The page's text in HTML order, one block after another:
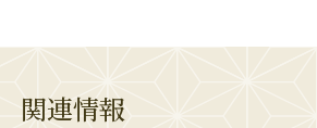
関連情報